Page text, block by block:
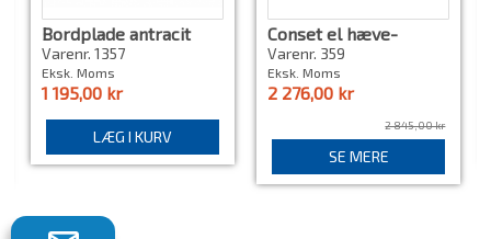
Bordplade antracit
Varenr. 1357
Eksk. Moms
1 195,00 kr
LÆG I KURV
Conset el hæve-
sænke bord. 501-33 ny
Varenr. 359
Eksk. Moms
2 276,00 kr
2 845,00 kr
SE MERE